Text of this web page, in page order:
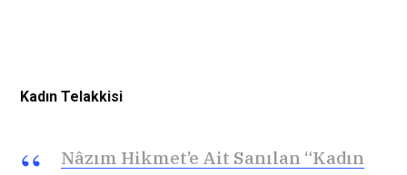
Kadın Telakkisi
Nâzım Hikmet’e Ait Sanılan “Kadın